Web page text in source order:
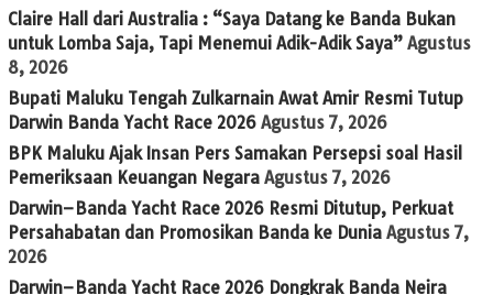
Claire Hall dari Australia : “Saya Datang ke Banda Bukan
untuk Lomba Saja, Tapi Menemui Adik-Adik Saya” Agustus
8, 2026
Bupati Maluku Tengah Zulkarnain Awat Amir Resmi Tutup
Darwin Banda Yacht Race 2026 Agustus 7, 2026
BPK Maluku Ajak Insan Pers Samakan Persepsi soal Hasil
Pemeriksaan Keuangan Negara Agustus 7, 2026
Darwin–Banda Yacht Race 2026 Resmi Ditutup, Perkuat
Persahabatan dan Promosikan Banda ke Dunia Agustus 7,
2026
Darwin–Banda Yacht Race 2026 Dongkrak Banda Neira